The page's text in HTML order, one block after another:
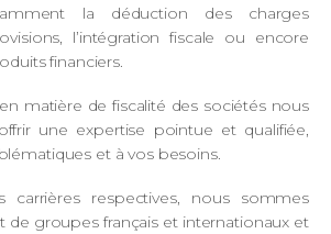
la déduction des charges
l’intégration fiscale ou encore
financiers.
matière de fiscalité des sociétés nous
une expertise pointue et qualifiée,
et à vos besoins.
respectives, nous sommes
de groupes français et internationaux et